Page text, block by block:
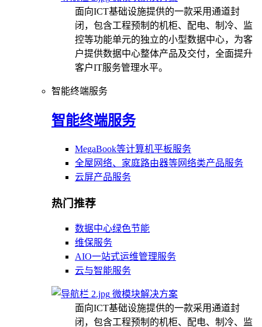
面向ICT基础设施提供的一款采用通道封
闭，包含工程预制的机柜、配电、制冷、监
控等功能单元的独立的小型数据中心，为客
户提供数据中心整体产品及交付，全面提升
客户IT服务管理水平。
智能终端服务
智能终端服务
MegaBook等计算机平板服务
全屋网络、家庭路由器等网络类产品服务
云屏产品服务
热门推荐
数据中心绿色节能
维保服务
AIO一站式运维管理服务
云与智能服务
微模块解决方案
面向ICT基础设施提供的一款采用通道封
闭，包含工程预制的机柜、配电、制冷、监